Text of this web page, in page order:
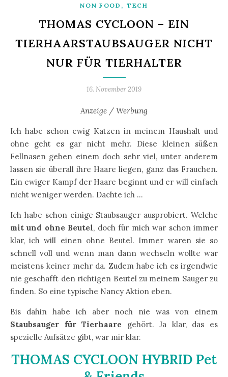
NON FOOD , TECH
THOMAS CYCLOON – EIN
TIERHAARSTAUBSAUGER NICHT
NUR FÜR TIERHALTER
16. November 2019
Anzeige / Werbung
Ich habe schon ewig Katzen in meinem Haushalt und
ohne geht es gar nicht mehr. Diese kleinen süßen
Fellnasen geben einem doch sehr viel, unter anderem
lassen sie überall ihre Haare liegen, ganz das Frauchen.
Ein ewiger Kampf der Haare beginnt und er will einfach
nicht weniger werden. Dachte ich …
Ich habe schon einige Staubsauger ausprobiert. Welche
mit und ohne Beutel, doch für mich war schon immer
klar, ich will einen ohne Beutel. Immer waren sie so
schnell voll und wenn man dann wechseln wollte war
meistens keiner mehr da. Zudem habe ich es irgendwie
nie geschafft den richtigen Beutel zu meinem Sauger zu
finden. So eine typische Nancy Aktion eben.
Bis dahin habe ich aber noch nie was von einem
Staubsauger für Tierhaare gehört. Ja klar, das es
spezielle Aufsätze gibt, war mir klar.
THOMAS CYCLOON HYBRID Pet